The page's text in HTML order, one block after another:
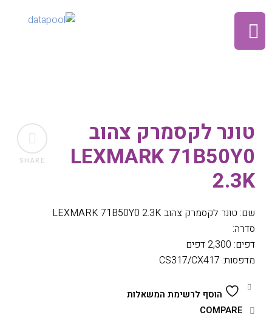
SHARE
טונר לקסמרק צהוב
LEXMARK 71B50Y0
2.3K
שם: טונר לקסמרק צהוב LEXMARK 71B50Y0 2.3K
סדרה:
דפים: 2,300 דפים
מדפסות: CS317/CX417
הוסף לרשימת המשאלות
COMPARE